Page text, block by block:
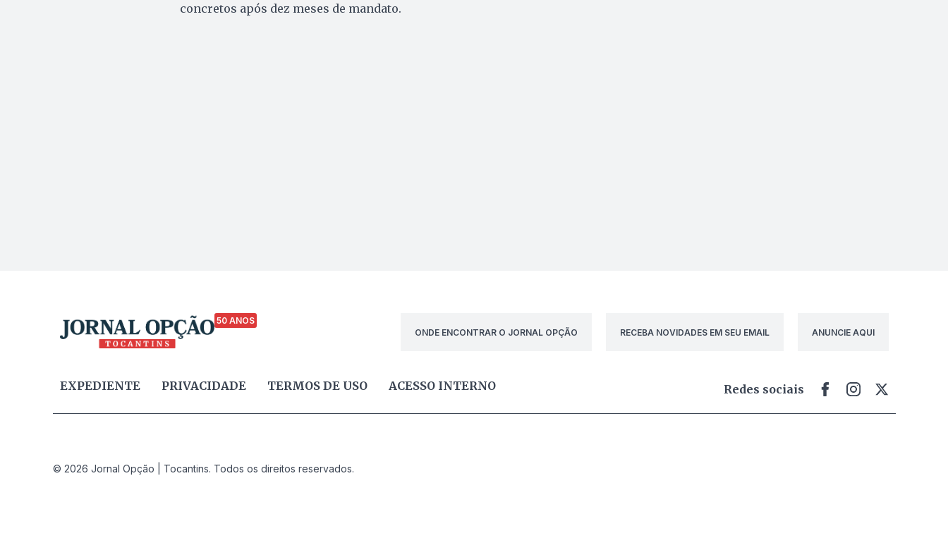
concretos após dez meses de mandato.
50 ANOS
ONDE ENCONTRAR O JORNAL OPÇÃO
RECEBA NOVIDADES EM SEU EMAIL ANUNCIE AQUI
EXPEDIENTE PRIVACIDADE TERMOS DE USO ACESSO INTERNO Redes sociais
© 2026 Jornal Opção | Tocantins. Todos os direitos reservados.